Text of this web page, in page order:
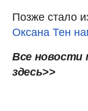
Позже стало
Оксана Тен
Все новости
здесь>>